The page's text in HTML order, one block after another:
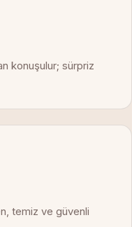
konuşulur; sürpriz
temiz ve güvenli